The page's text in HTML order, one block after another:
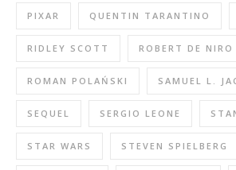
PIXAR QUENTIN TARANTINO
RIDLEY SCOTT ROBERT DE NIRO
ROMAN POLAŃSKI SAMUEL L.
SEQUEL SERGIO LEONE
STAR WARS STEVEN SPIELBERG